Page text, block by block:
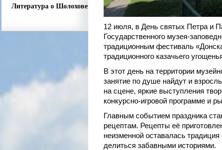
Литература о Шолохове
12 июля, в День святых Петра и
Государственного музея-
традиционным фестиваль
традиционного казачьего
В этот день на территории
занятие по душе найдут и
на сцене, яркие выступления
конкурсно-игровой программе и
Главным событием праздника
рецептам. Рецепты её
неизменной оставалась
делиться забавными историями.